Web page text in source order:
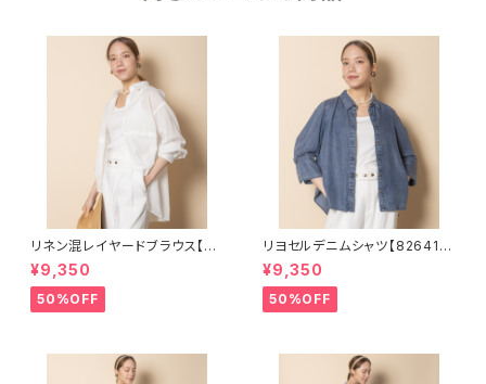
リネン混レイヤードブラウス【82
64109】
¥9,350
50%OFF
リヨセルデニムシャツ【826410
5】
¥9,350
50%OFF